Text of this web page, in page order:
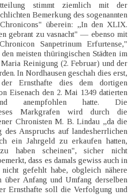
stimmt ziemlich mit der
Bemerkung des sogenannten
überein: „In den XLIX.
gebrant zu vasnacht" — ebenso mit
Sanpetrinum Erfurtense,"
meisten thüringischen Städten im
Reinigung (2. Februar) und der
In Nordhausen geschah dies erst,
Ernsthafte dies dem dortigen
Eisenach den 2. Mai 1349 datierten
anempfohlen hatte. Die
Markgrafen wird durch die
Chronisten M. B. Lindau „da die
Anspruchs auf landesherrlichen
ein Jahrgeld zu erkaufen hatten,
haben scheinen", sicher nicht
dass es damals gewiss auch in
gefehlt habe, obgleich nähere
über Anfang und Umfang derselben
Ernsthafte soll die Verfolgung und